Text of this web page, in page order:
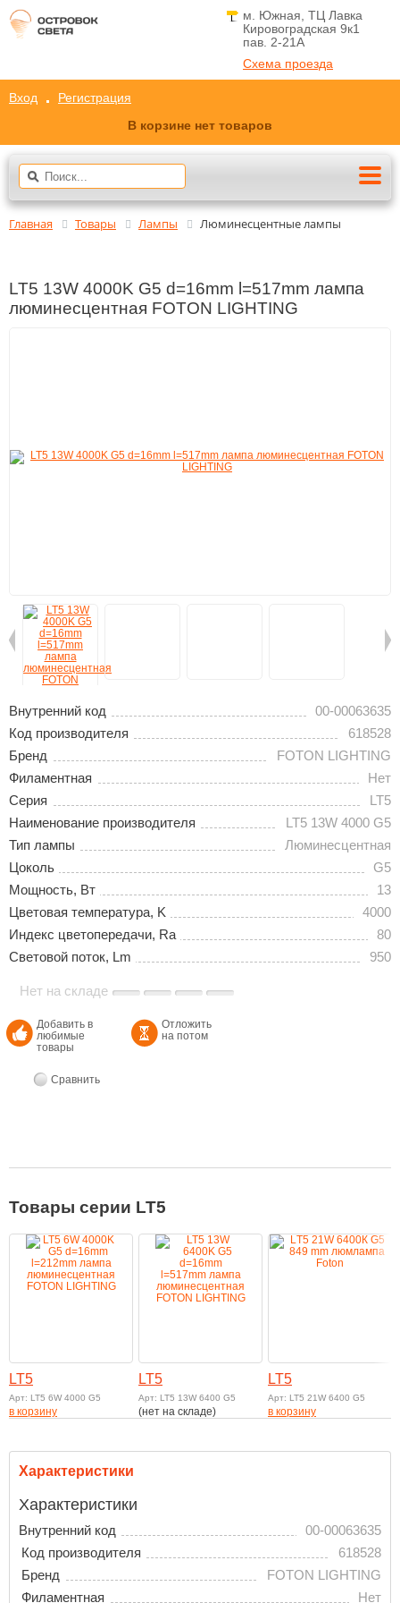
м. Южная, ТЦ Лавка
Кировоградская 9к1
пав. 2-21A
Схема проезда
Вход
Регистрация
В корзине нет товаров
Главная Товары Лампы Люминесцентные лампы
LT5 13W 4000K G5 d=16mm l=517mm лампа
люминесцентная FOTON LIGHTING
Внутренний код
00-00063635
Код производителя
618528
Бренд
FOTON LIGHTING
Филаментная
Нет
Серия
LT5
Наименование производителя
LT5 13W 4000 G5
Тип лампы
Люминесцентная
Цоколь
G5
Мощность, Вт
13
Цветовая температура, K
4000
Индекс цветопередачи, Ra
80
Световой поток, Lm
950
Нет на складе
Добавить в
любимые
товары
Отложить
на потом
Сравнить
Товары серии LT5
LT5
Арт: LT5 6W 4000 G5
в корзину
LT5
Арт: LT5 13W 6400 G5
(нет на складе)
LT5
Арт: LT5 21W 6400 G5
в корзину
Характеристики
Характеристики
Внутренний код
00-00063635
Код производителя
618528
Бренд
FOTON LIGHTING
Филаментная
Нет